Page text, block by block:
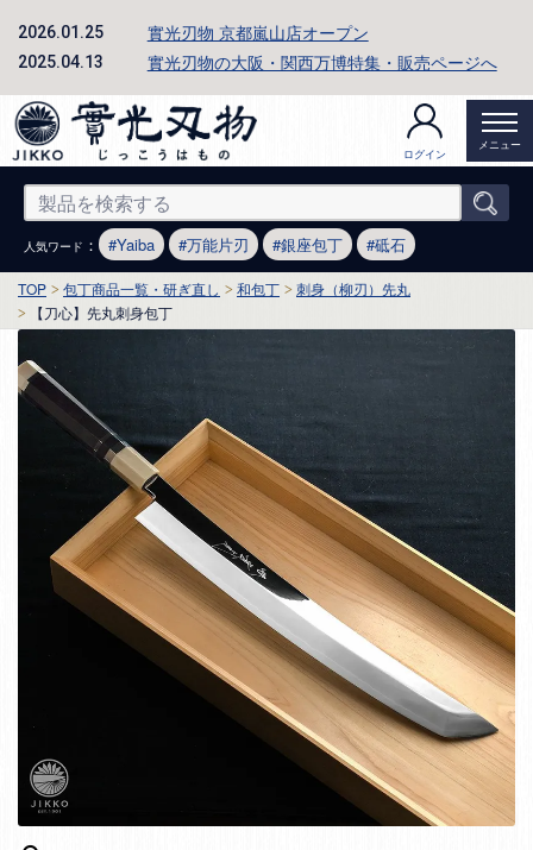
2026.01.25 實光刃物 京都嵐山店オープン
2025.04.13 實光刃物の大阪・関西万博特集・販売ページへ
ログイン
メニュー
人気ワード ： Yaiba 万能片刃 銀座包丁 砥石
TOP 包丁商品一覧・研ぎ直し 和包丁
刺身（柳刃）先丸
【刀心】先丸刺身包丁